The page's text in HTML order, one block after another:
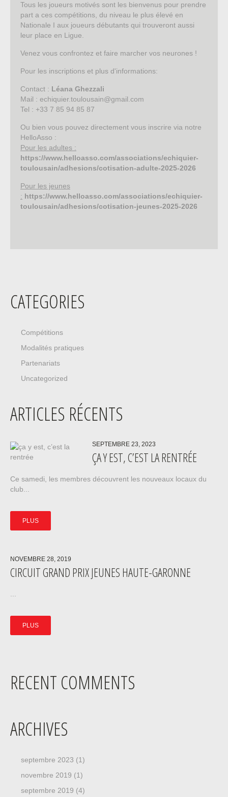
Tous les joueurs motivés sont les bienvenus pour prendre
part a ces compétitions, du niveau le plus élevé en
Nationale I aux joueurs débutants qui trouveront aussi
leur place en Ligue.
Venez vous confrontez et faire marcher vos neurones !
Pour les inscriptions et plus d'informations:
Contact : Léana Ghezzali
Mail : echiquier.toulousain@gmail.com
Tel : +33 7 85 94 85 87
Ou bien vous pouvez directement vous inscrire via notre
HelloAsso :
Pour les adultes :
https://www.helloasso.com/associations/echiquier-
toulousain/adhesions/cotisation-adulte-2025-2026
Pour les jeunes
: https://www.helloasso.com/associations/echiquier-
toulousain/adhesions/cotisation-jeunes-2025-2026
CATEGORIES
Compétitions
Modalités pratiques
Partenariats
Uncategorized
ARTICLES RÉCENTS
SEPTEMBRE 23, 2023
ÇA Y EST, C’EST LA RENTRÉE
Ce samedi, les membres découvrent les nouveaux locaux du
club...
PLUS
NOVEMBRE 28, 2019
CIRCUIT GRAND PRIX JEUNES HAUTE-GARONNE
PLUS
RECENT COMMENTS
ARCHIVES
septembre 2023 (1)
novembre 2019 (1)
septembre 2019 (4)